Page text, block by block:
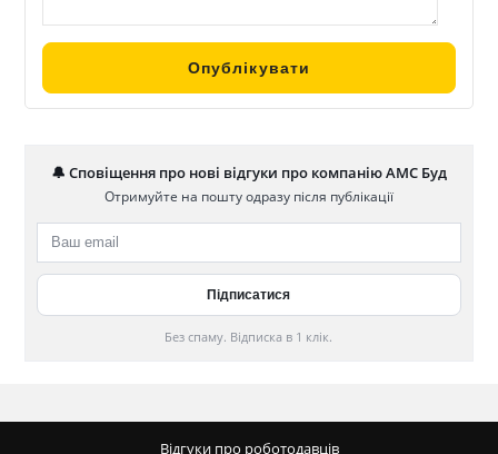
🔔 Сповіщення про нові відгуки про компанію АМС Буд
Отримуйте на пошту одразу після публікації
Без спаму. Відписка в 1 клік.
Відгуки про роботодавців